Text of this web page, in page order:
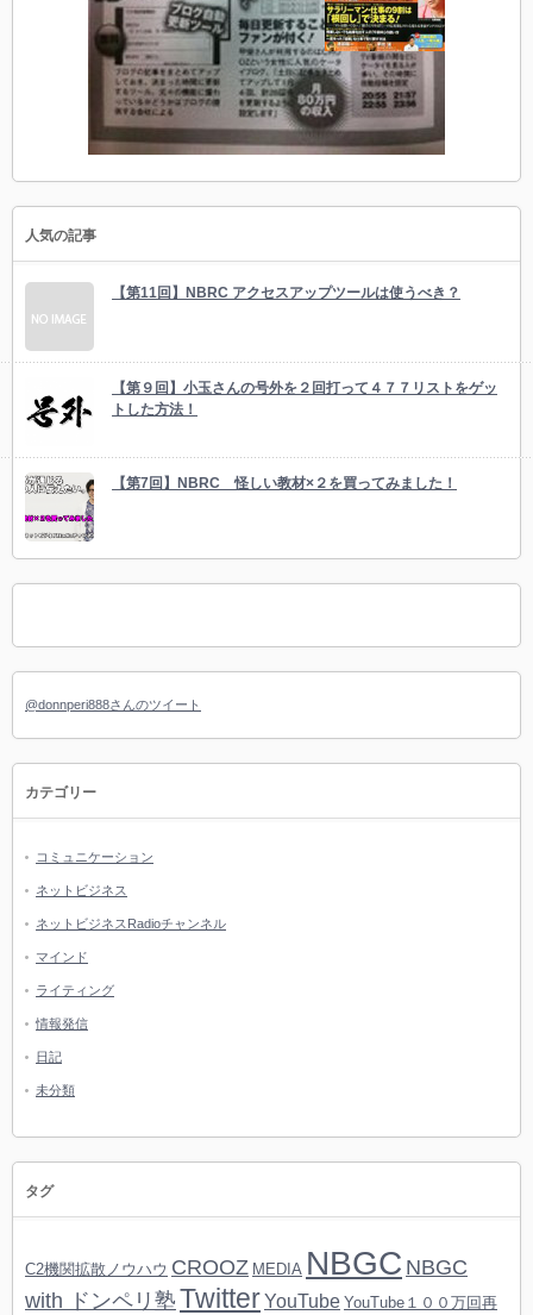
人気の記事
【第11回】NBRC アクセスアップツールは使うべき？
【第９回】小玉さんの号外を２回打って４７７リストをゲッ
トした方法！
【第7回】NBRC 怪しい教材×２を買ってみました！
@donnperi888さんのツイート
カテゴリー
コミュニケーション
ネットビジネス
ネットビジネスRadioチャンネル
マインド
ライティング
情報発信
日記
未分類
タグ
C2機関拡散ノウハウ CROOZ MEDIA NBGC NBGC
with ドンペリ塾 TwitterYouTube YouTube１００万回再